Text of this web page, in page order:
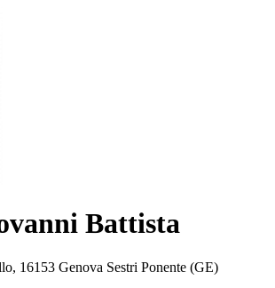
Battista
16153 Genova Sestri Ponente (GE)